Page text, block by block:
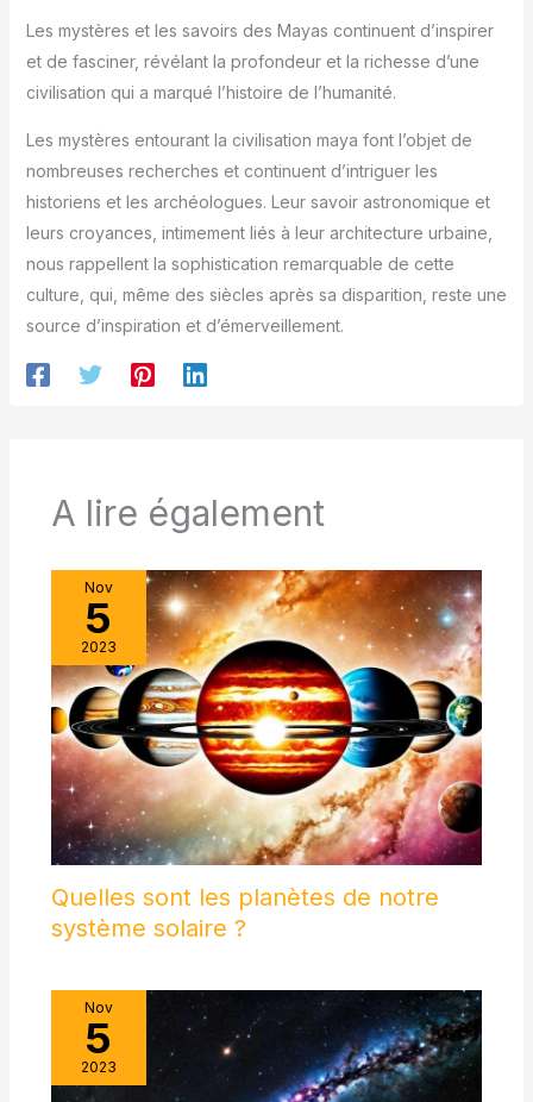
Les mystères et les savoirs des Mayas continuent d’inspirer
et de fasciner, révélant la profondeur et la richesse d’une
civilisation qui a marqué l’histoire de l’humanité.
Les mystères entourant la civilisation maya font l’objet de
nombreuses recherches et continuent d’intriguer les
historiens et les archéologues. Leur savoir astronomique et
leurs croyances, intimement liés à leur architecture urbaine,
nous rappellent la sophistication remarquable de cette
culture, qui, même des siècles après sa disparition, reste une
source d’inspiration et d’émerveillement.
A lire également
Nov
5
2023
Quelles sont les planètes de notre
système solaire ?
Nov
5
2023